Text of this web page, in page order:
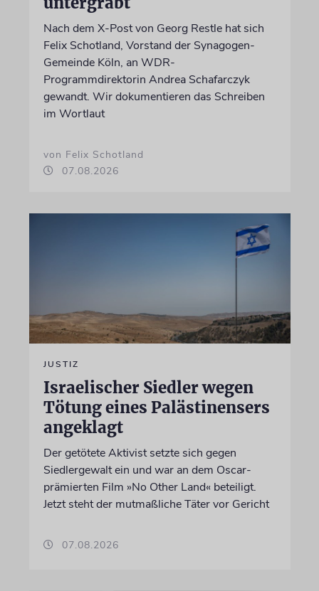
Nach dem X-Post von Georg Restle hat sich
Felix Schotland, Vorstand der Synagogen-
Gemeinde Köln, an WDR-
Programmdirektorin Andrea Schafarczyk
gewandt. Wir dokumentieren das Schreiben
im Wortlaut
von Felix Schotland
07.08.2026
JUSTIZ
Israelischer Siedler wegen
Tötung eines Palästinensers
angeklagt
Der getötete Aktivist setzte sich gegen
Siedlergewalt ein und war an dem Oscar-
prämierten Film »No Other Land« beteiligt.
Jetzt steht der mutmaßliche Täter vor Gericht
07.08.2026